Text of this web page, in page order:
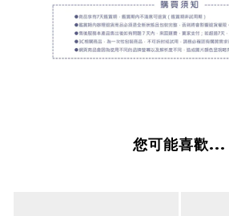
您可能喜歡...